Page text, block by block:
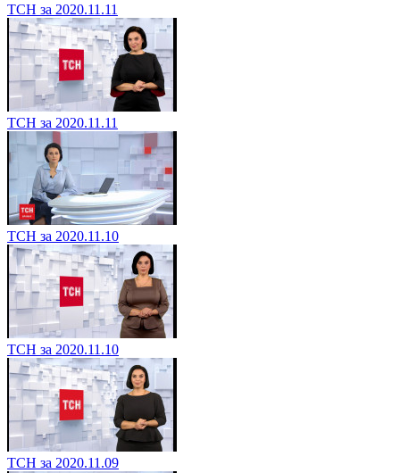
ТСН за 2020.11.11
ТСН за 2020.11.11
ТСН за 2020.11.10
ТСН за 2020.11.10
ТСН за 2020.11.09